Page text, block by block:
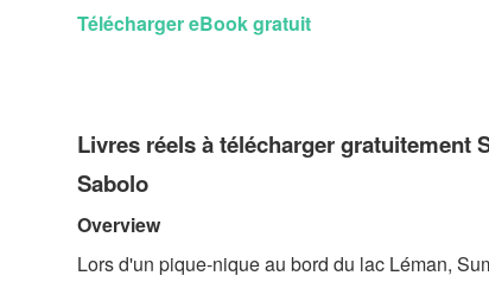
Télécharger eBook gratuit
Livres réels à télécharger gratuitement
Sabolo
Overview
Lors d'un pique-nique au bord du lac Léman,